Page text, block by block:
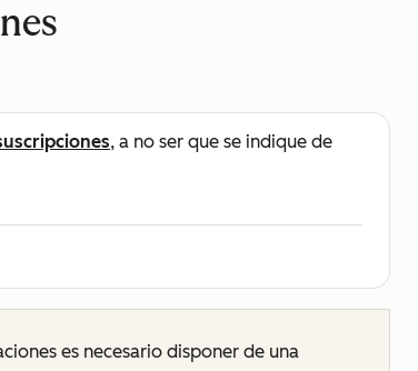
, a no ser que se indique de
es necesario disponer de una